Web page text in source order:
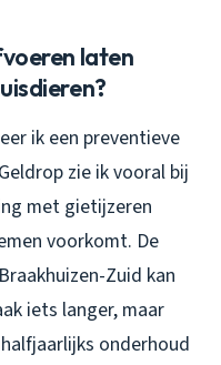
laten
ik een preventieve
zie ik vooral bij
met gietijzeren
voorkomt. De
Zuid kan
iets langer, maar
onderhoud